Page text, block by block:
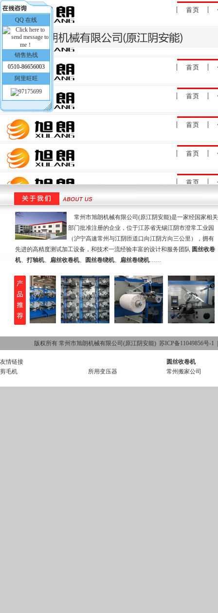
QQ 在线
销售热线
0510-86656003
阿里旺旺
常州市旭朗机械有限公司(原江阴安能)是一家经国家相关
部门批准注册的企业，位于江苏省无锡江阴市澄常工业园
（沪宁高速常州与江阴匝道口向江阴方向三公里），拥有
先进的高精度测试加工设备，和技术一流经验丰富的设计和服务团队 圆丝收卷
机、 打轴机、 扁丝收卷机、 圆丝卷绕机、 扁丝卷绕机……
版权所有 常州市旭朗机械有限公司(原江阴安能) 苏ICP备11049856号-1
友情链接
圆丝收卷机
剪毛机
所用变压器 常州搬家公司